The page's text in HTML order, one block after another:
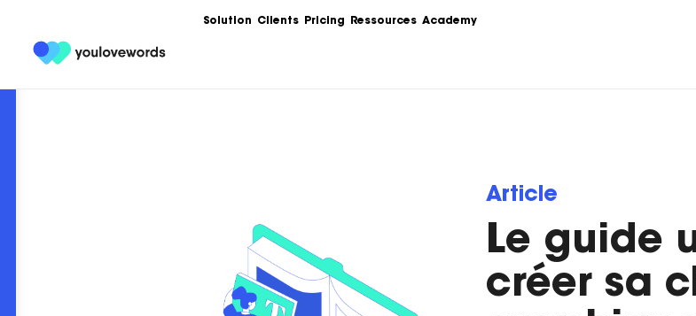
Solution Clients Pricing Ressources
Articles
Guides, bonnes pratiques,
templates, exemples...
LoveLetter
Notre newsletter qui
sur toutes les
Academy
Article
Le guide
créer sa